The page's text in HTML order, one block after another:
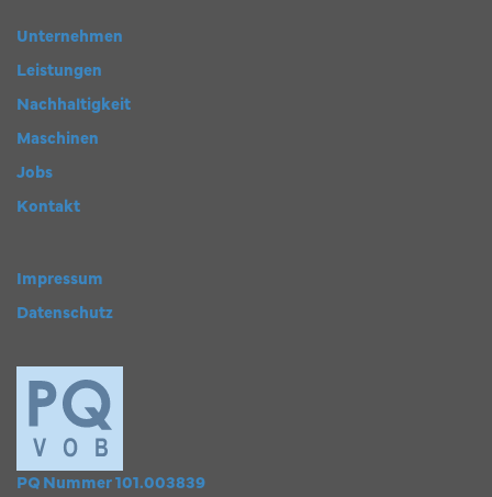
Unternehmen
Leistungen
Nachhaltigkeit
Maschinen
Jobs
Kontakt
Impressum
Datenschutz
PQ Nummer 101.003839